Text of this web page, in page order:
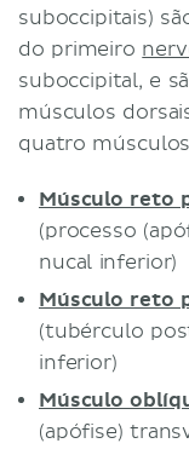
suboccipitais)
do primeiro
suboccipital, e
músculos
quatro
Músculo reto
(processo
nucal inferior)
Músculo reto
(tubérculo
inferior)
Músculo
(apófise)